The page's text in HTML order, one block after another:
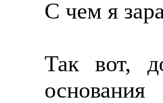
С чем я
Так вот,